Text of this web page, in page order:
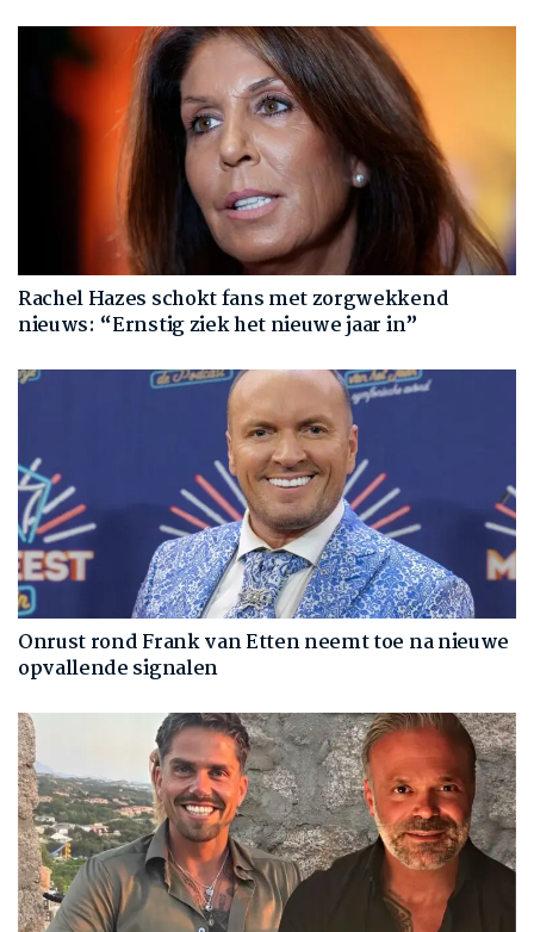
Rachel Hazes schokt fans met zorgwekkend
nieuws: “Ernstig ziek het nieuwe jaar in”
Onrust rond Frank van Etten neemt toe na nieuwe
opvallende signalen